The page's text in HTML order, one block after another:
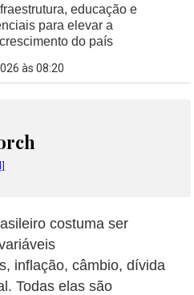
educação e
para elevar a
do país
às 08:20
costuma ser
inflação, câmbio, dívida
Todas elas são